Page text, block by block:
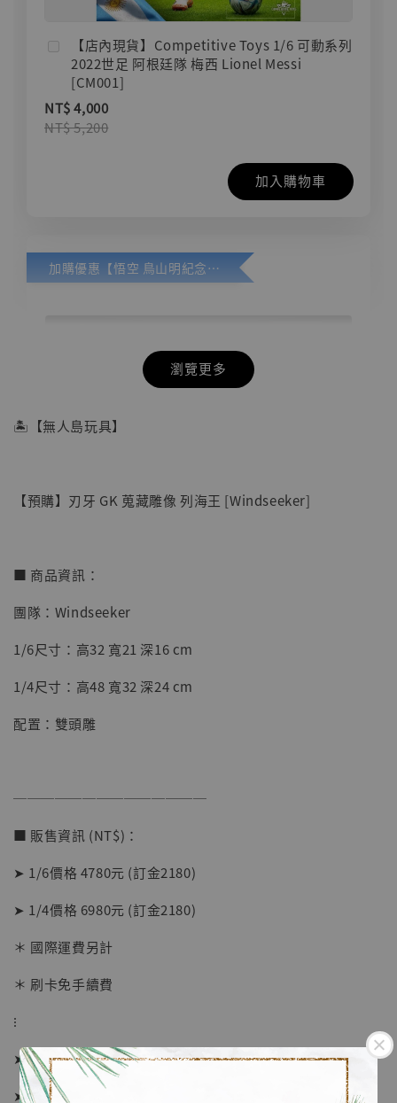
【店內現貨】Competitive Toys 1/6 可動系列
2022世足 阿根廷隊 梅西 Lionel Messi
[CM001]
NT$ 4,000
NT$ 5,200
加入購物車
加購優惠【悟空 鳥山明紀念款 [奇蹟工作室]】
【店內現貨】七龍珠 系列蒐藏雕像 悟空 鳥山
NT$ 4,280
NT$ 5,580
瀏覽更多
🏝【無人島玩具】
【預購】刃牙 GK 蒐藏雕像 列海王 [Windseeker]
■ 商品資訊：
團隊：Windseeker
1/6尺寸：高32 寬21 深16 cm
1/4尺寸：高48 寬32 深24 cm
配置：雙頭雕
──────────────
■ 販售資訊 (NT$)：
➤ 1/6價格 4780元 (訂金2180)
➤ 1/4價格 6980元 (訂金2180)
＊ 國際運費另計
＊ 刷卡免手續費
⁝
➤ 預購截止日：待工作室通知
➤ 預計發貨日：2026年10-12月 (僅供參考)